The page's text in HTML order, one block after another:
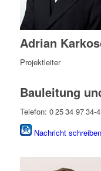
Adrian
Projektleiter
Bauleitung
Telefon: 0 25 34 97 34-
Nachricht schreiben